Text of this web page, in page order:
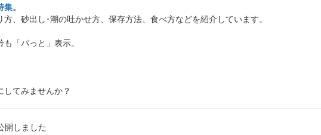
。
、砂出し･潮の吐かせ方、保存方法、食べ方などを紹介しています。
「パっと」表示。
てみませんか？
開しました